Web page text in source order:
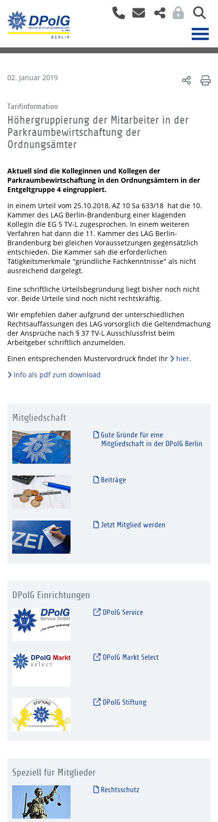
02. Januar 2019
Tarifinformation
Höhergruppierung der Mitarbeiter in der
Parkraumbewirtschaftung der
Ordnungsämter
Aktuell sind die Kolleginnen und Kollegen der
Parkraumbewirtschaftung in den Ordnungsämtern in der
Entgeltgruppe 4 eingruppiert.
In einem Urteil vom 25.10.2018, AZ 10 Sa 633/18 hat die 10.
Kammer des LAG Berlin-Brandenburg einer klagenden
Kollegin die EG 5 TV-L zugesprochen. In einem weiteren
Verfahren hat dann die 11. Kammer des LAG Berlin-
Brandenburg bei gleichen Voraussetzungen gegensätzlich
entschieden. Die Kammer sah die erforderlichen
Tätigkeitsmerkmale "gründliche Fachkenntnisse" als nicht
ausreichend dargelegt.
Eine schriftliche Urteilsbegründung liegt bisher noch nicht
vor. Beide Urteile sind noch nicht rechtskräftig.
Wir empfehlen daher aufgrund der unterschiedlichen
Rechtsauffassungen des LAG vorsorglich die Geltendmachung
der Ansprüche nach § 37 TV-L Ausschlussfrist beim
Arbeitgeber schriftlich anzumelden.
Einen entsprechenden Mustervordruck findet ihr
hier.
Info als pdf zum download
Mitgliedschaft
Gute Gründe für eine
Mitgliedschaft in der DPolG Berlin
Beiträge
Jetzt Mitglied werden
DPolG Einrichtungen
DPolG Service
DPolG Markt Select
DPolG Stiftung
Speziell für Mitglieder
Rechtsschutz